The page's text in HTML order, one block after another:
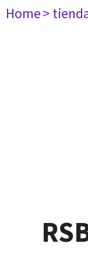
Home>